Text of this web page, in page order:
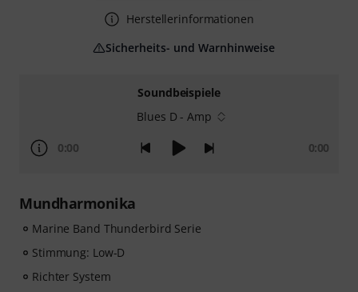
Soundbeispiele
Blues D - Amp
0:00 0:00
Mundharmonika
Marine Band Thunderbird Serie
Stimmung: Low-D
Richter System
Herstellerinformationen
Sicherheits- und Warnhinweise